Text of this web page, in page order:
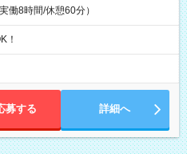
働8時間/休憩60分）
！
募する 詳細へ